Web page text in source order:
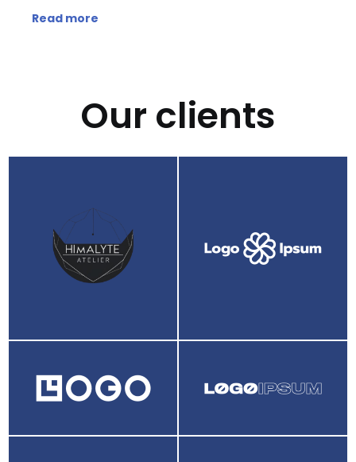
Read more
Our clients